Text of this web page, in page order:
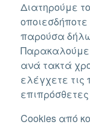
Διατηρούμε
παρούσα
Παρακαλούμε
ανά τακτά
ελέγχετε τις
Cookies από